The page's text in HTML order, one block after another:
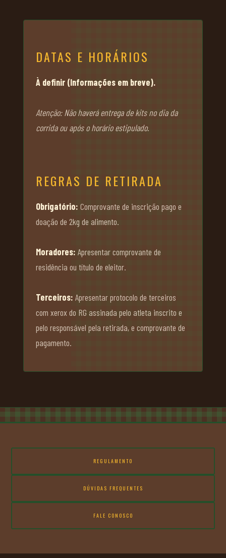
DATAS E HORÁRIOS
À definir (Informações em breve).
Atenção: Não haverá entrega de kits no dia da
corrida ou após o horário estipulado.
REGRAS DE RETIRADA
Obrigatório: Comprovante de inscrição pago e
doação de 2kg de alimento.
Moradores: Apresentar comprovante de
residência ou título de eleitor.
Terceiros: Apresentar protocolo de terceiros
com xerox do RG assinada pelo atleta inscrito e
pelo responsável pela retirada, e comprovante de
pagamento.
REGULAMENTO
DÚVIDAS FREQUENTES
FALE CONOSCO